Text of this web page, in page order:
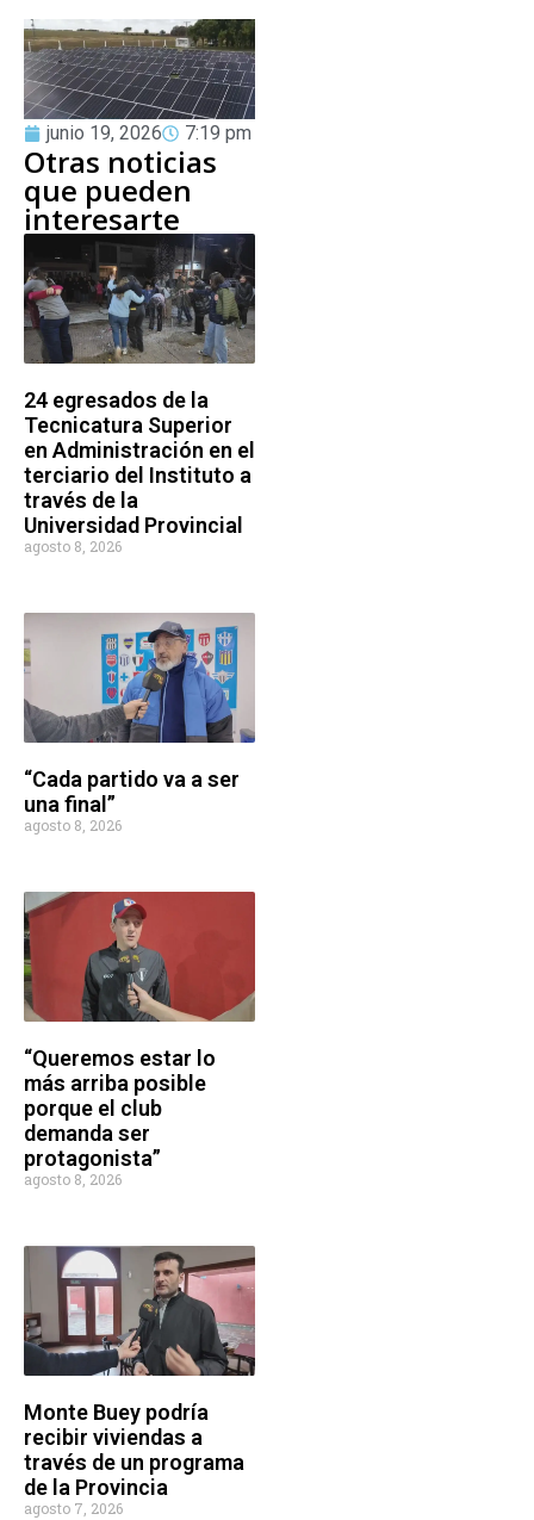
junio 19, 2026 7:19 pm
Otras noticias
que pueden
interesarte
24 egresados de la
Tecnicatura Superior
en Administración en el
terciario del Instituto a
través de la
Universidad Provincial
agosto 8, 2026
“Cada partido va a ser
una final”
agosto 8, 2026
“Queremos estar lo
más arriba posible
porque el club
demanda ser
protagonista”
agosto 8, 2026
Monte Buey podría
recibir viviendas a
través de un programa
de la Provincia
agosto 7, 2026